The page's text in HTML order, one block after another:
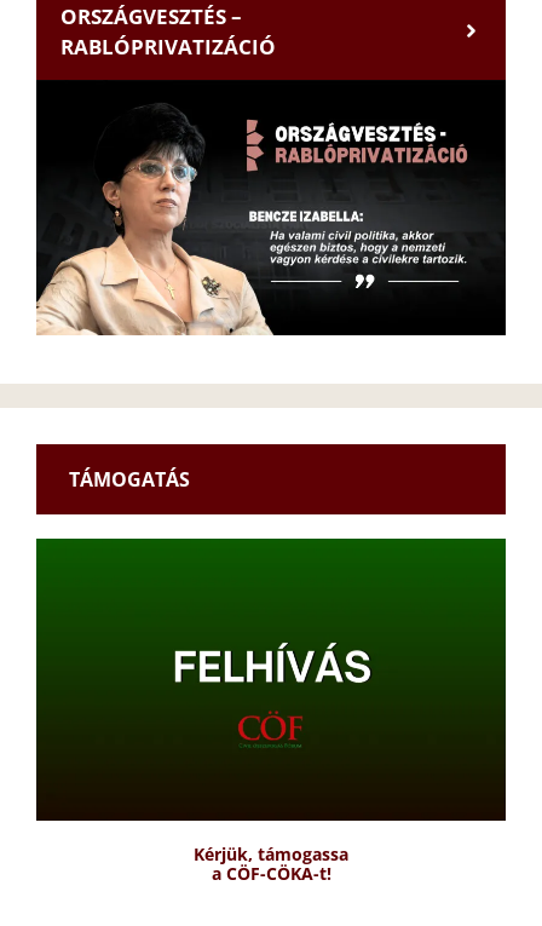
ORSZÁGVESZTÉS –
RABLÓPRIVATIZÁCIÓ
TÁMOGATÁS
Kérjük, támogassa
a CÖF-CÖKA-t!